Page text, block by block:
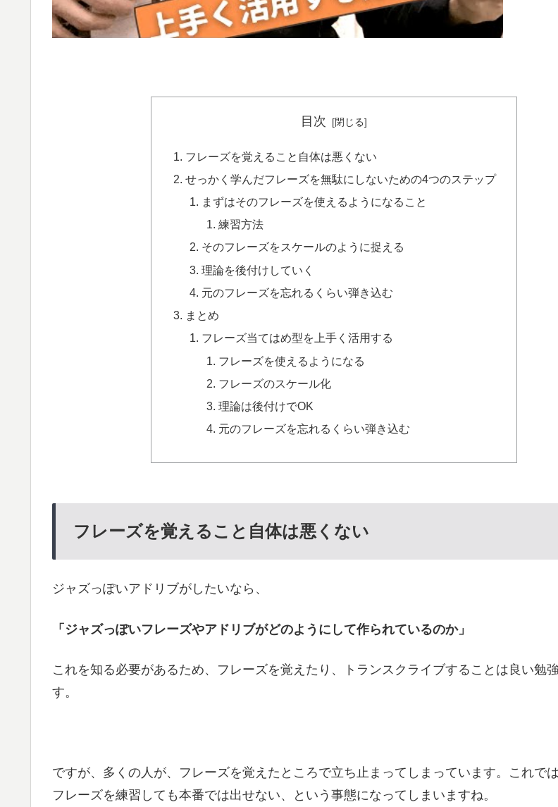
目次
フレーズを覚えること自体は悪くない
せっかく学んだフレーズを無駄にしないための4つのステップ
まずはそのフレーズを使えるようになること
練習方法
そのフレーズをスケールのように捉える
理論を後付けしていく
元のフレーズを忘れるくらい弾き込む
まとめ
フレーズ当てはめ型を上手く活用する
フレーズを使えるようになる
フレーズのスケール化
理論は後付けでOK
元のフレーズを忘れるくらい弾き込む
フレーズを覚えること自体は悪くない
ジャズっぽいアドリブがしたいなら、
「ジャズっぽいフレーズやアドリブがどのようにして作られているのか」
これを知る必要があるため、フレーズを覚えたり、トランスクライブすることは良い勉
す。
ですが、多くの人が、フレーズを覚えたところで立ち止まってしまっています。これで
フレーズを練習しても本番では出せない、という事態になってしまいますね。